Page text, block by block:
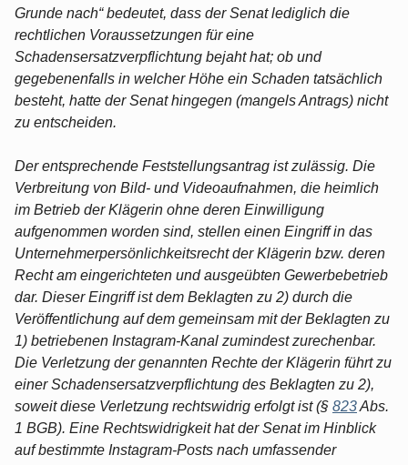
Grunde nach“ bedeutet, dass der Senat lediglich die
rechtlichen Voraussetzungen für eine
Schadensersatzverpflichtung bejaht hat; ob und
gegebenenfalls in welcher Höhe ein Schaden tatsächlich
besteht, hatte der Senat hingegen (mangels Antrags) nicht
zu entscheiden.
Der entsprechende Feststellungsantrag ist zulässig. Die
Verbreitung von Bild- und Videoaufnahmen, die heimlich
im Betrieb der Klägerin ohne deren Einwilligung
aufgenommen worden sind, stellen einen Eingriff in das
Unternehmerpersönlichkeitsrecht der Klägerin bzw. deren
Recht am eingerichteten und ausgeübten Gewerbebetrieb
dar. Dieser Eingriff ist dem Beklagten zu 2) durch die
Veröffentlichung auf dem gemeinsam mit der Beklagten zu
1) betriebenen Instagram-Kanal zumindest zurechenbar.
Die Verletzung der genannten Rechte der Klägerin führt zu
einer Schadensersatzverpflichtung des Beklagten zu 2),
soweit diese Verletzung rechtswidrig erfolgt ist (§ 823Abs.
1 BGB). Eine Rechtswidrigkeit hat der Senat im Hinblick
auf bestimmte Instagram-Posts nach umfassender